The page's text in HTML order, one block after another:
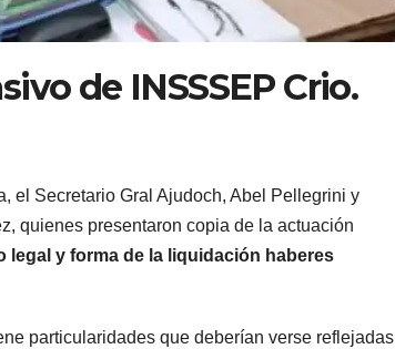
de INSSSEP Crio.
el Secretario Gral Ajudoch, Abel Pellegrini y
quienes presentaron copia de la actuación
legal y forma de la liquidación haberes
particularidades que deberían verse reflejadas